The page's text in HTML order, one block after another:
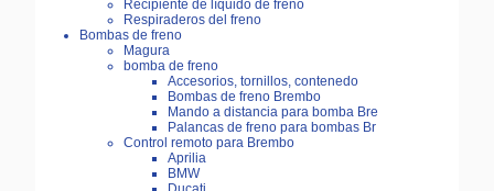
Recipiente de líquido de freno
Respiraderos del freno
Bombas de freno
Magura
bomba de freno
Accesorios, tornillos, contenedo
Bombas de freno Brembo
Mando a distancia para bomba Bre
Palancas de freno para bombas Br
Control remoto para Brembo
Aprilia
BMW